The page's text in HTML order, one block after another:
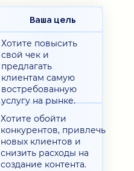
Ваша цель
Хотите обойти
конкурентов, привлечь
новых клиентов и
снизить расходы на
создание контента.
Хотите повысить
свой чек и
предлагать
клиентам самую
востребованную
услугу на рынке.